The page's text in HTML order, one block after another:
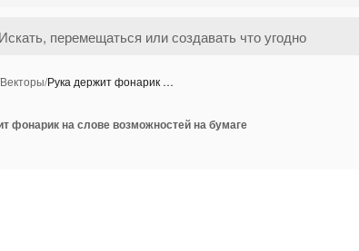
Векторы/Рука держит фонарик …
фонарик на слове возможностей на бумаге